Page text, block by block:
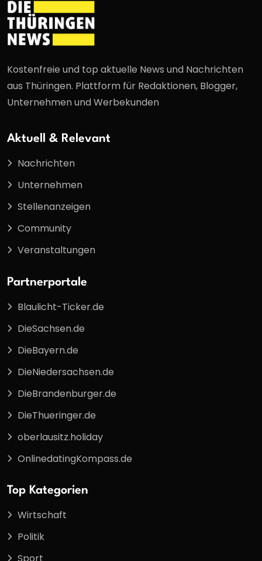
Kostenfreie und top aktuelle News und Nachrichten
aus Thüringen. Plattform für Redaktionen, Blogger,
Unternehmen und Werbekunden
Aktuell & Relevant
Nachrichten
Unternehmen
Stellenanzeigen
Community
Veranstaltungen
Partnerportale
Blaulicht-Ticker.de
DieSachsen.de
DieBayern.de
DieNiedersachsen.de
DieBrandenburger.de
DieThueringer.de
oberlausitz.holiday
OnlinedatingKompass.de
Top Kategorien
Wirtschaft
Politik
Sport